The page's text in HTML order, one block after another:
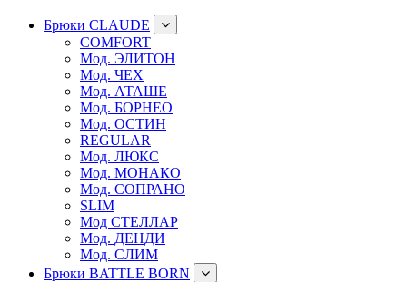
Брюки CLAUDE
COMFORT
Мод. ЭЛИТОН
Мод. ЧЕХ
Мод. АТАШЕ
Мод. БОРНЕО
Мод. ОСТИН
REGULAR
Мод. ЛЮКС
Мод. МОНАКО
Мод. СОПРАНО
SLIM
Мод СТЕЛЛАР
Мод. ДЕНДИ
Мод. СЛИМ
Брюки BATTLE BORN